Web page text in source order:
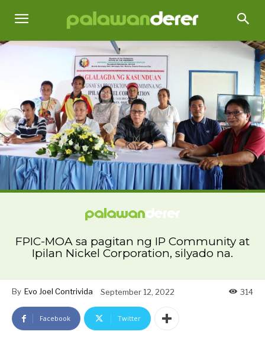
FPIC-MOA sa pagitan ng IP Community at
Ipilan Nickel Corporation, silyado na.
By Evo Joel Contrivida September 12, 2022 314
Facebook Twitter